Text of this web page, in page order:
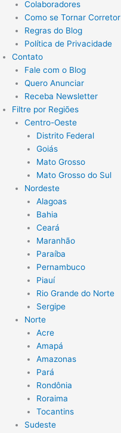
Colaboradores
Como se Tornar Corretor
Regras do Blog
Política de Privacidade
Contato
Fale com o Blog
Quero Anunciar
Receba Newsletter
Filtre por Regiões
Centro-Oeste
Distrito Federal
Goiás
Mato Grosso
Mato Grosso do Sul
Nordeste
Alagoas
Bahia
Ceará
Maranhão
Paraíba
Pernambuco
Piauí
Rio Grande do Norte
Sergipe
Norte
Acre
Amapá
Amazonas
Pará
Rondônia
Roraima
Tocantins
Sudeste